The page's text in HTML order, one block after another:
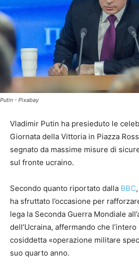
Putin - Pixabay
Vladimir Putin ha presieduto le
Giornata della Vittoria in Piazza
segnato da massime misure di
sul fronte ucraino.
Secondo quanto riportato dalla BBC
ha sfruttato l’occasione per
lega la Seconda Guerra Mondiale
dell’Ucraina, affermando che
cosiddetta «operazione militare
suo quarto anno.